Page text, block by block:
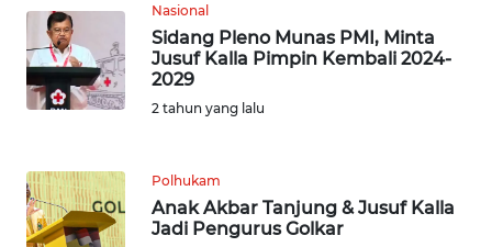
Nasional
Sidang Pleno Munas PMI, Minta
Jusuf Kalla Pimpin Kembali 2024-
2029
2 tahun yang lalu
Polhukam
Anak Akbar Tanjung & Jusuf Kalla
Jadi Pengurus Golkar
LANGKAT
WN
TAPANULI
WN
TANJUNG
LESUNG